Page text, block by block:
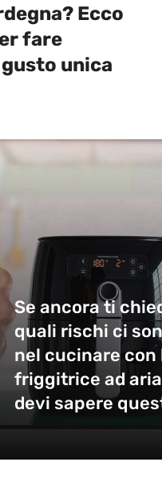
Ecco
fare
gusto unica
Se ancora ti
quali rischi ci
nel cucinare con
friggitrice ad
devi sapere